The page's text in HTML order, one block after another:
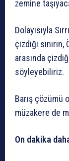
zemine
Dolayısıyla
çizdiği
arasında
söyleyebiliriz.
Barış çözümü
müzakere de
On dakika